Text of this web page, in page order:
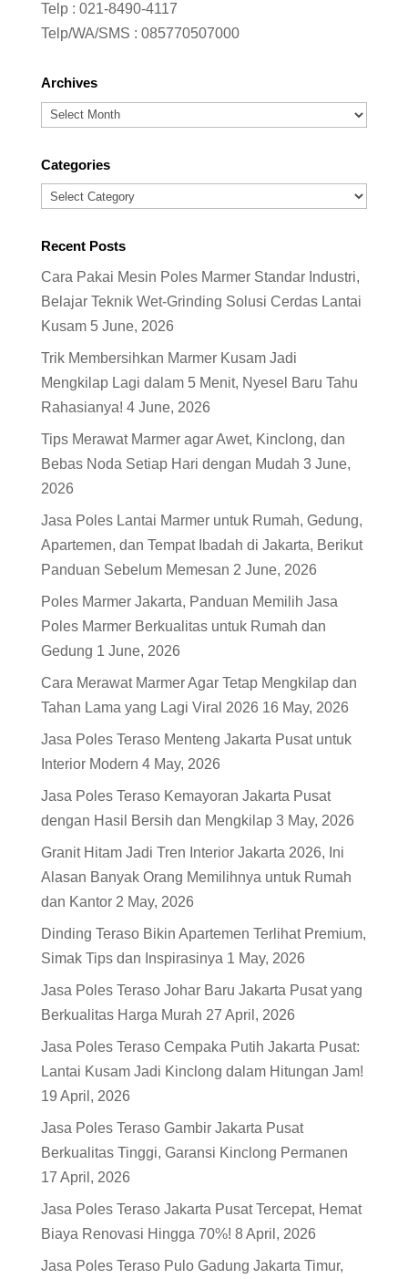
Telp : 021-8490-4117
Telp/WA/SMS : 085770507000
Archives
Archives
Categories
Categories
Recent Posts
Cara Pakai Mesin Poles Marmer Standar Industri,
Belajar Teknik Wet-Grinding Solusi Cerdas Lantai
Kusam 5 June, 2026
Trik Membersihkan Marmer Kusam Jadi
Mengkilap Lagi dalam 5 Menit, Nyesel Baru Tahu
Rahasianya! 4 June, 2026
Tips Merawat Marmer agar Awet, Kinclong, dan
Bebas Noda Setiap Hari dengan Mudah 3 June,
2026
Jasa Poles Lantai Marmer untuk Rumah, Gedung,
Apartemen, dan Tempat Ibadah di Jakarta, Berikut
Panduan Sebelum Memesan 2 June, 2026
Poles Marmer Jakarta, Panduan Memilih Jasa
Poles Marmer Berkualitas untuk Rumah dan
Gedung 1 June, 2026
Cara Merawat Marmer Agar Tetap Mengkilap dan
Tahan Lama yang Lagi Viral 2026 16 May, 2026
Jasa Poles Teraso Menteng Jakarta Pusat untuk
Interior Modern 4 May, 2026
Jasa Poles Teraso Kemayoran Jakarta Pusat
dengan Hasil Bersih dan Mengkilap 3 May, 2026
Granit Hitam Jadi Tren Interior Jakarta 2026, Ini
Alasan Banyak Orang Memilihnya untuk Rumah
dan Kantor 2 May, 2026
Dinding Teraso Bikin Apartemen Terlihat Premium,
Simak Tips dan Inspirasinya 1 May, 2026
Jasa Poles Teraso Johar Baru Jakarta Pusat yang
Berkualitas Harga Murah 27 April, 2026
Jasa Poles Teraso Cempaka Putih Jakarta Pusat:
Lantai Kusam Jadi Kinclong dalam Hitungan Jam!
19 April, 2026
Jasa Poles Teraso Gambir Jakarta Pusat
Berkualitas Tinggi, Garansi Kinclong Permanen
17 April, 2026
Jasa Poles Teraso Jakarta Pusat Tercepat, Hemat
Biaya Renovasi Hingga 70%! 8 April, 2026
Jasa Poles Teraso Pulo Gadung Jakarta Timur,